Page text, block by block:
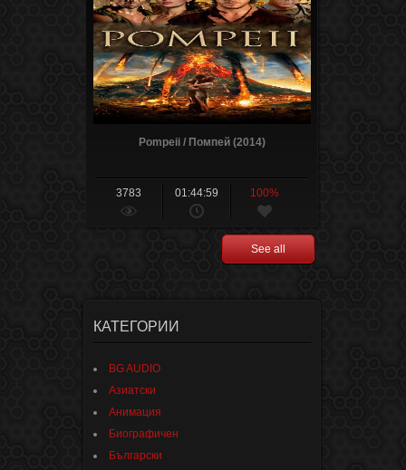
Pompeii / Помпей (2014)
3783 01:44:59 100%
See all
КАТЕГОРИИ
BG AUDIO
Азиатски
Анимация
Биографичен
Български